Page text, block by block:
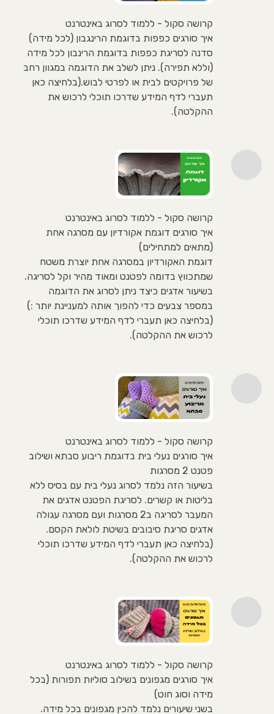
קרושה סקול - ללמוד לסרוג באינטרנט
איך סורגים כפפות בדוגמת הרינגבון (לכל מידה)
סדנה לסריגת כפפות בדוגמת הרינבון לכל מידה
(וללא תפירה). ניתן לשלב את הדוגמה במגוון רחב
של פרויקטים לבית או לפרטי לבוש.(בלחיצה כאן
תעברי לדף המידע שדרכו תוכלי לרכוש את
ההקלטה).
קרושה סקול - ללמוד לסרוג באינטרנט
איך סורגים דוגמת אקורדיון עם מסרגה אחת
(מתאים למתחילים)
דוגמת האקורדיון במסרגה אחת יוצרת משטח
שמתכווץ בדומה לפטנט ומאוד מהיר וקל לסריגה.
בשיעור אדגים כיצד ניתן לסרוג את הדוגמה
במספר צבעים כדי להפוך אותה למעניינת יותר :)
(בלחיצה כאן תעברי לדף המידע שדרכו תוכלי
לרכוש את ההקלטה).
קרושה סקול - ללמוד לסרוג באינטרנט
איך סורגים נעלי בית בדוגמת ריבוע סבתא ושילוב
פטנט 2 מסרגות
בשיעור הזה נלמד לסרוג נעלי בית עם בסיס ללא
בליטות או קשרים. לסריגת הפטנט אדגים את
המעבר לסריגה ב2 מסרגות ועם מסרגה עגולה
אדגים סריגת סיבובים בשיטת לולאת הקסם.
(בלחיצה כאן תעברי לדף המידע שדרכו תוכלי
לרכוש את ההקלטה).
קרושה סקול - ללמוד לסרוג באינטרנט
איך סורגים מגפונים בשילוב סוליות תפורות (בכל
מידה וסוג חוט)
בשני שיעורים נלמד להכין מגפונים בכל מידה.